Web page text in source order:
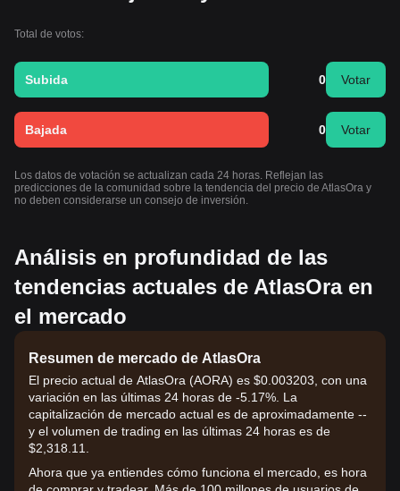
Total de votos:
Subida 0 Votar
Bajada 0 Votar
Los datos de votación se actualizan cada 24 horas. Reflejan las
predicciones de la comunidad sobre la tendencia del precio de AtlasOra y
no deben considerarse un consejo de inversión.
Análisis en profundidad de las
tendencias actuales de AtlasOra en
el mercado
Resumen de mercado de AtlasOra
El precio actual de AtlasOra (AORA) es $0.003203, con una
variación en las últimas 24 horas de -5.17%. La
capitalización de mercado actual es de aproximadamente --
y el volumen de trading en las últimas 24 horas es de
$2,318.11.
Ahora que ya entiendes cómo funciona el mercado, es hora